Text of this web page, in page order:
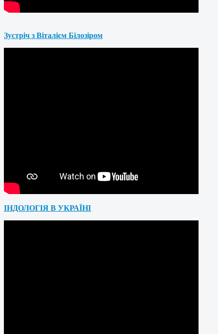
Зустріч з Віталієм Білозіром
ІНДОЛОГІЯ В УКРАЇНІ